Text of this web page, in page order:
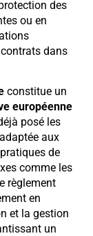
des
ou en
dans
constitue un
européenne
posé les
aux
de
comme les
règlement
en
et la gestion
un